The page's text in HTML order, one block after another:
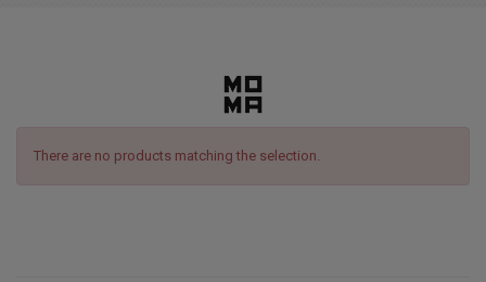
There are no products matching the selection.